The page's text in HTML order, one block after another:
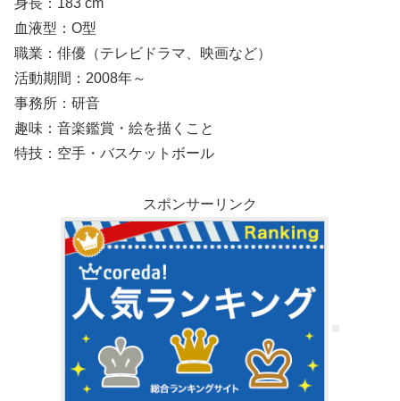
血液型：O型
職業：俳優（テレビドラマ、映画など）
活動期間：2008年～
事務所：研音
趣味：音楽鑑賞・絵を描くこと
特技：空手・バスケットボール
スポンサーリンク